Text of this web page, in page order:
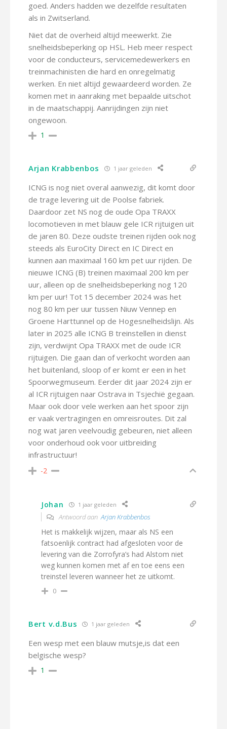
goed. Anders hadden we dezelfde resultaten
als in Zwitserland.
Niet dat de overheid altijd meewerkt. Zie
snelheidsbeperking op HSL. Heb meer respect
voor de conducteurs, servicemedewerkers en
treinmachinisten die hard en onregelmatig
werken. En niet altijd gewaardeerd worden. Ze
komen met in aanraking met bepaalde uitschot
in de maatschappij. Aanrijdingen zijn niet
ongewoon.
1
Arjan Krabbenbos 1 jaar geleden
ICNG is nog niet overal aanwezig, dit komt door
de trage levering uit de Poolse fabriek.
Daardoor zet NS nog de oude Opa TRAXX
locomotieven in met blauw gele ICR rijtuigen uit
de jaren 80. Deze oudste treinen rijden ook nog
steeds als EuroCity Direct en IC Direct en
kunnen aan maximaal 160 km pet uur rijden. De
nieuwe ICNG (B) treinen maximaal 200 km per
uur, alleen op de snelheidsbeperking nog 120
km per uur! Tot 15 december 2024 was het
nog 80 km per uur tussen Niuw Vennep en
Groene Harttunnel op de Hogesnelheidslijn. Als
later in 2025 alle ICNG B treinstellen in dienst
zijn, verdwijnt Opa TRAXX met de oude ICR
rijtuigen. Die gaan dan of verkocht worden aan
het buitenland, sloop of er komt er een in het
Spoorwegmuseum. Eerder dit jaar 2024 zijn er
al ICR rijtuigen naar Ostrava in Tsjechië gegaan.
Maar ook door vele werken aan het spoor zijn
er vaak vertragingen en omreisroutes. Dit zal
nog wat jaren veelvoudig gebeuren, niet alleen
voor onderhoud ook voor uitbreiding
infrastructuur!
-2
Johan 1 jaar geleden
Antwoord aanArjan Krabbenbos
Het is makkelijk wijzen, maar als NS een
fatsoenlijk contract had afgesloten voor de
levering van die Zorrofyra’s had Alstom niet
weg kunnen komen met af en toe eens een
treinstel leveren wanneer het ze uitkomt.
0
Bert v.d.Bus 1 jaar geleden
Een wesp met een blauw mutsje,is dat een
belgische wesp?
1